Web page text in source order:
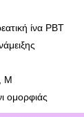
ίνα PBT
M
ομορφιάς